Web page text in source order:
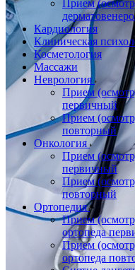
Прием
Кардиология
Клиническая
Косметология
Массажи
Неврология
Прием
первичный
Прием
повторный
Онкология
Прием
первичный
Прием
повторный
Ортопедия
Прием
ортопеда
Прием
ортопеда